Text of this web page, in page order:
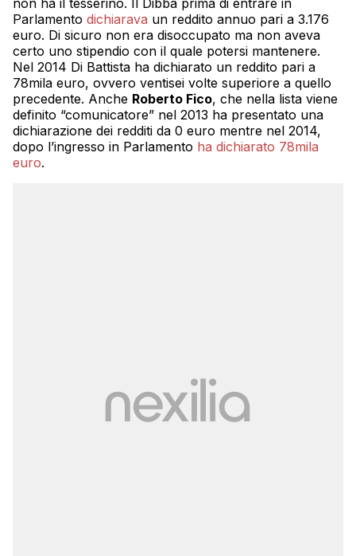
non ha il tesserino. Il Dibba prima di entrare in
Parlamento dichiarava un reddito annuo pari a 3.176
euro. Di sicuro non era disoccupato ma non aveva
certo uno stipendio con il quale potersi mantenere.
Nel 2014 Di Battista ha dichiarato un reddito pari a
78mila euro, ovvero ventisei volte superiore a quello
precedente. Anche Roberto Fico, che nella lista viene
definito “comunicatore” nel 2013 ha presentato una
dichiarazione dei redditi da 0 euro mentre nel 2014,
dopo l’ingresso in Parlamento ha dichiarato 78mila
euro.